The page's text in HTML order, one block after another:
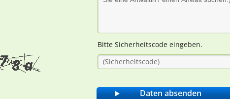
Bitte Sicherheitscode eingeben.